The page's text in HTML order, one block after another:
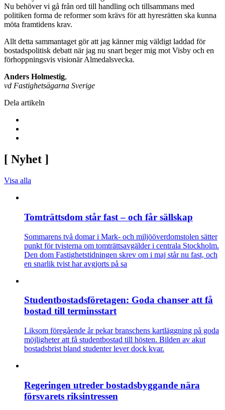
Nu behöver vi gå från ord till handling och tillsammans med
politiken forma de reformer som krävs för att hyresrätten ska kunna
möta framtidens krav.
Allt detta sammantaget gör att jag känner mig väldigt laddad för
bostadspolitisk debatt när jag nu snart beger mig mot Visby och en
förhoppningsvis visionär Almedalsvecka.
Anders Holmestig,
vd Fastighetsägarna Sverige
Dela artikeln
[ Nyhet ]
Visa alla
Tomträttsdom står fast – och får sällskap
Sommarens två domar i Mark- och miljööverdomstolen sätter
punkt för tvisterna om tomträttsavgälder i centrala Stockholm.
Den dom Fastighetstidningen skrev om i maj står nu fast, och
en snarlik tvist har avgjorts på sa
Studentbostadsföretagen: Goda chanser att få
bostad till terminsstart
Liksom föregående år pekar branschens kartläggning på goda
möjligheter att få studentbostad till hösten. Bilden av akut
bostadsbrist bland studenter lever dock kvar.
Regeringen utreder bostadsbyggande nära
försvarets riksintressen